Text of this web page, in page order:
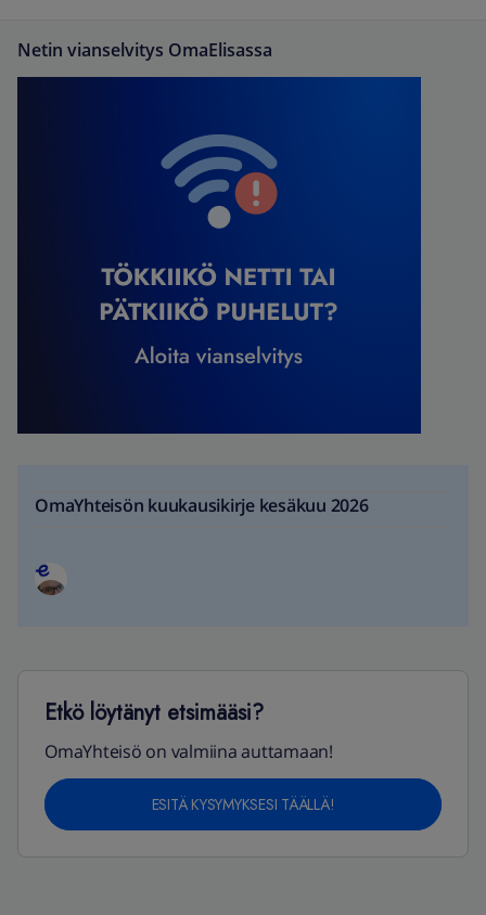
Netin vianselvitys OmaElisassa
OmaYhteisön kuukausikirje kesäkuu 2026
Etkö löytänyt etsimääsi?
OmaYhteisö on valmiina auttamaan!
ESITÄ KYSYMYKSESI TÄÄLLÄ!